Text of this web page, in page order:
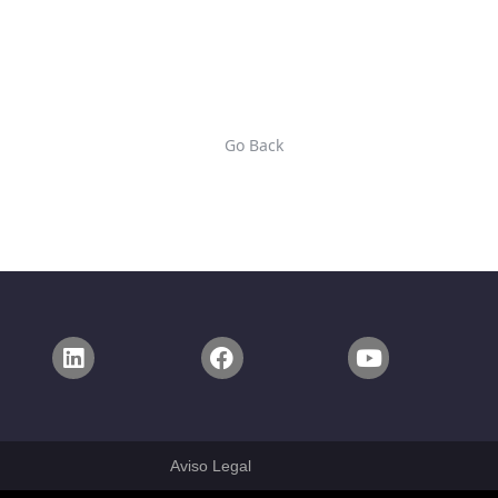
Go Back
Aviso Legal